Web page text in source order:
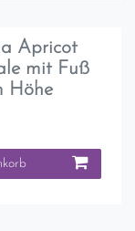
Apricot
mit Fuß
Höhe